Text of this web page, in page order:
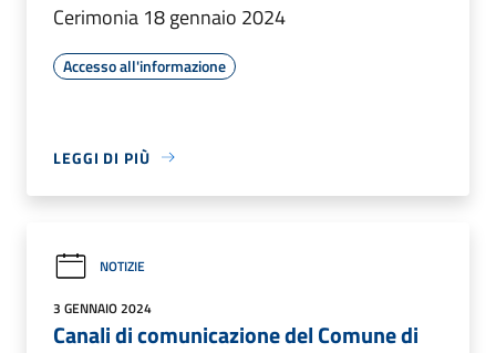
Cerimonia 18 gennaio 2024
Accesso all'informazione
LEGGI DI PIÙ
NOTIZIE
3 GENNAIO 2024
Canali di comunicazione del Comune di